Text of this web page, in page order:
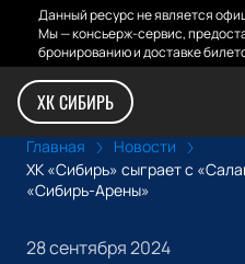
Данный ресурс не является
Мы — консьерж-сервис,
бронированию и доставке
ХК СИБИРЬ
Главная
Новости
ХК «Сибирь» сыграет с
«Сибирь-Арены»
28 сентября 2024